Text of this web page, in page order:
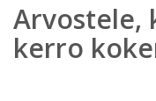
Arvostele,
kerro